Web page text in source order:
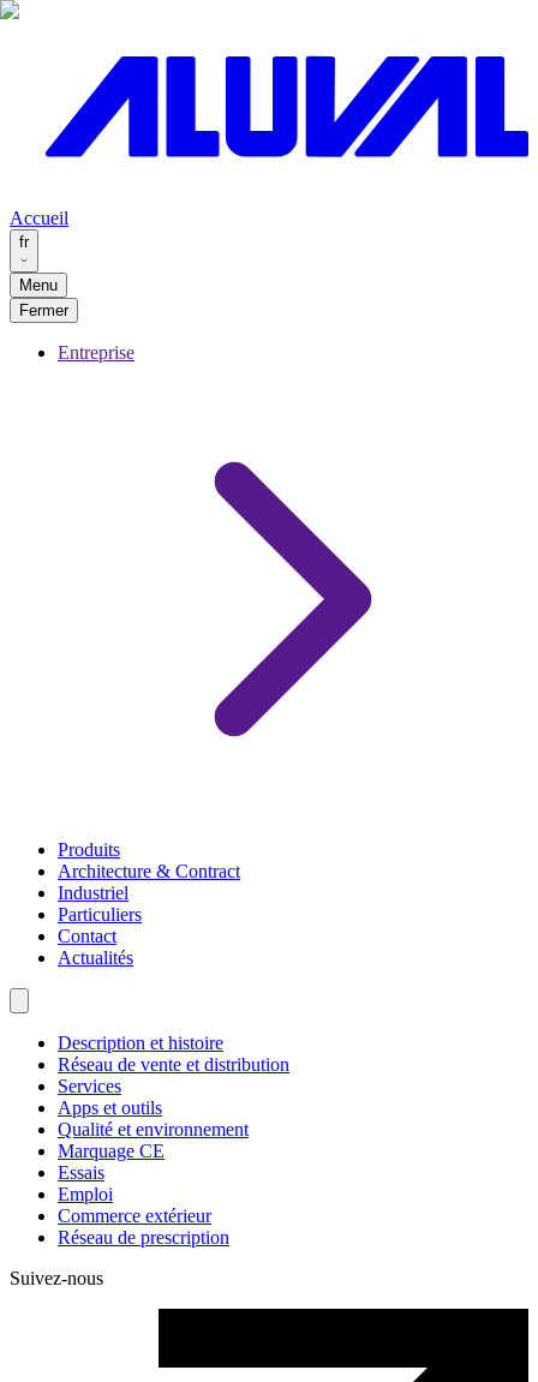
Accueil
fr
Menu
Fermer
Entreprise
Produits
Architecture & Contract
Industriel
Particuliers
Contact
Actualités
Description et histoire
Réseau de vente et distribution
Services
Apps et outils
Qualité et environnement
Marquage CE
Essais
Emploi
Commerce extérieur
Réseau de prescription
Suivez-nous